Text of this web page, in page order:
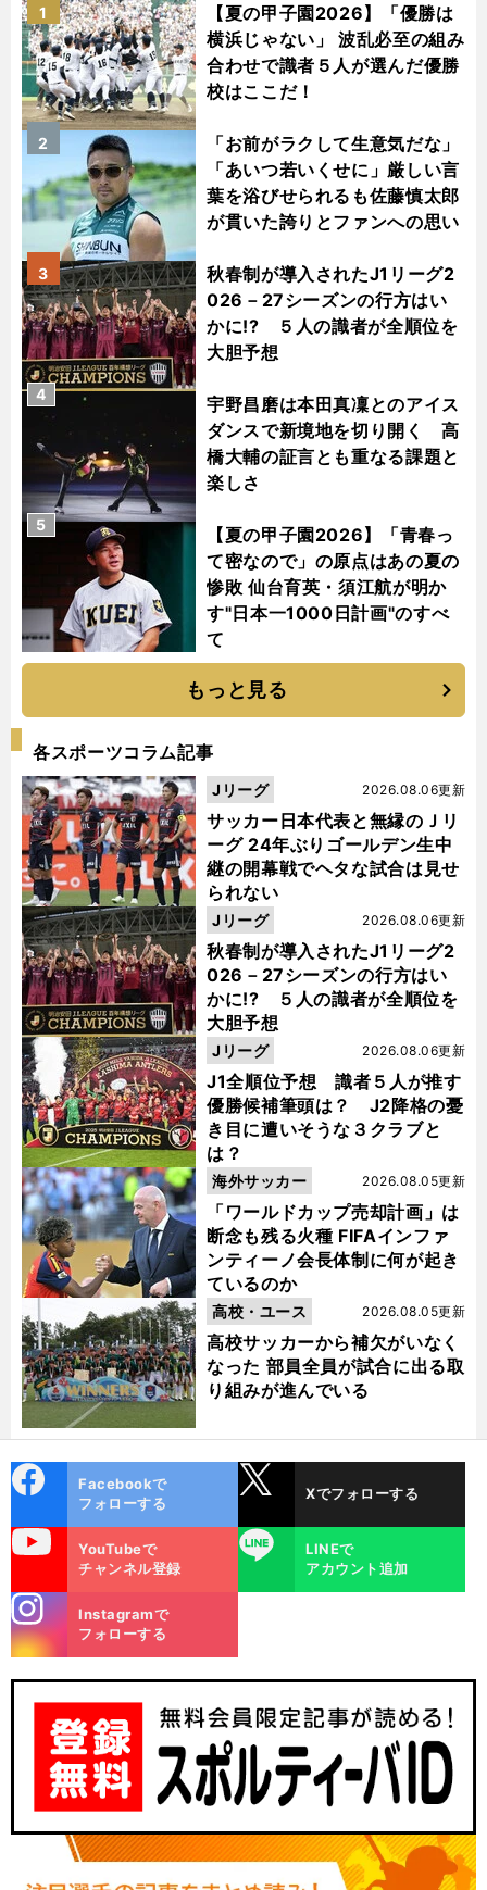
【夏の甲子園2026】「優勝は
横浜じゃない」 波乱必至の組み
合わせで識者５人が選んだ優勝
校はここだ！
1
「お前がラクして生意気だな」
「あいつ若いくせに」厳しい言
葉を浴びせられるも佐藤慎太郎
が貫いた誇りとファンへの思い
2
秋春制が導入されたJ1リーグ2
026－27シーズンの行方はい
かに!? ５人の識者が全順位を
大胆予想
3
宇野昌磨は本田真凜とのアイス
ダンスで新境地を切り開く 高
橋大輔の証言とも重なる課題と
楽しさ
4
【夏の甲子園2026】「青春っ
て密なので」の原点はあの夏の
惨敗 仙台育英・須江航が明か
す"日本一1000日計画"のすべ
て
5
もっと見る
各スポーツコラム記事
サッカー日本代表と無縁のＪリ
ーグ 24年ぶりゴールデン生中
継の開幕戦でヘタな試合は見せ
られない
2026.08.06更新
Jリーグ
秋春制が導入されたJ1リーグ2
026－27シーズンの行方はい
かに!? ５人の識者が全順位を
大胆予想
2026.08.06更新
Jリーグ
J1全順位予想 識者５人が推す
優勝候補筆頭は？ J2降格の憂
き目に遭いそうな３クラブと
は？
2026.08.06更新
Jリーグ
「ワールドカップ売却計画」は
断念も残る火種 FIFAインファ
ンティーノ会長体制に何が起き
ているのか
2026.08.05更新
海外サッカー
高校サッカーから補欠がいなく
なった 部員全員が試合に出る取
り組みが進んでいる
2026.08.05更新
高校・ユース
ok
Facebookで
フォローする
Xでフォローする
YouTubeで
チャンネル登録
LINE
LINEで
アカウント追加
m
Instagramで
フォローする